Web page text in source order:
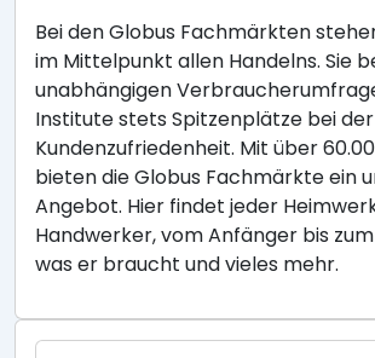
Bei den Globus Fachmärkten
im Mittelpunkt allen Handelns. Sie
unabhängigen
Institute stets Spitzenplätze bei der
Kundenzufriedenheit. Mit über
bieten die Globus Fachmärkte ein
Angebot. Hier findet jeder
Handwerker, vom Anfänger bis
was er braucht und vieles mehr.